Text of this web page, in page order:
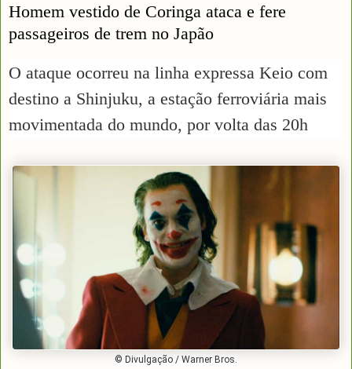
Homem vestido de Coringa ataca e fere
passageiros de trem no Japão
O ataque ocorreu na linha expressa Keio com
destino a Shinjuku, a estação ferroviária mais
movimentada do mundo, por volta das 20h
© Divulgação / Warner Bros.